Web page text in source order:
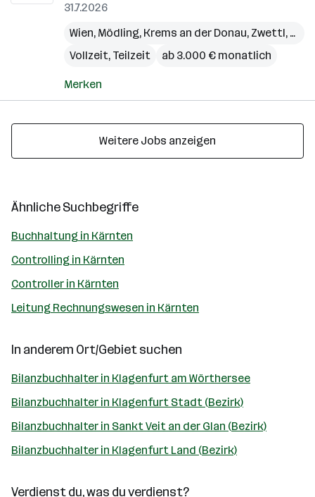
31.7.2026
Wien, Mödling, Krems an der Donau, Zwettl,
Vollzeit, Teilzeit
ab 3.000 € monatlich
Merken
Weitere Jobs anzeigen
Ähnliche Suchbegriffe
Buchhaltung in Kärnten
Controlling in Kärnten
Controller in Kärnten
Leitung Rechnungswesen in Kärnten
In anderem Ort/Gebiet suchen
Bilanzbuchhalter in Klagenfurt am Wörthersee
Bilanzbuchhalter in Klagenfurt Stadt (Bezirk)
Bilanzbuchhalter in Sankt Veit an der Glan (Bezirk)
Bilanzbuchhalter in Klagenfurt Land (Bezirk)
Verdienst du, was du verdienst?